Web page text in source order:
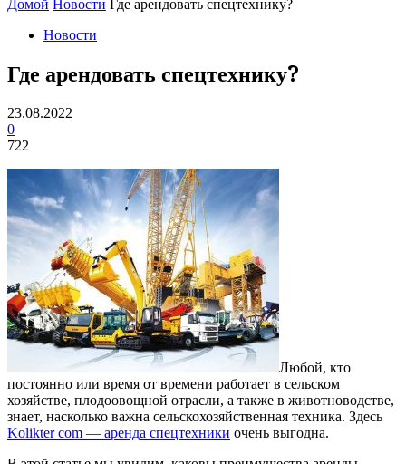
Домой Новости
Где арендовать спецтехнику?
Новости
Где арендовать спецтехнику?
23.08.2022
0
722
Любой, кто
постоянно или время от времени работает в сельском
хозяйстве, плодоовощной отрасли, а также в животноводстве,
знает, насколько важна сельскохозяйственная техника. Здесь
Kolikter com — аренда спецтехники очень выгодна.